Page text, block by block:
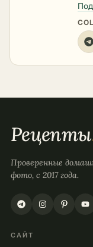
Рецепты
Проверенные
фото, с 2017 года.
САЙТ